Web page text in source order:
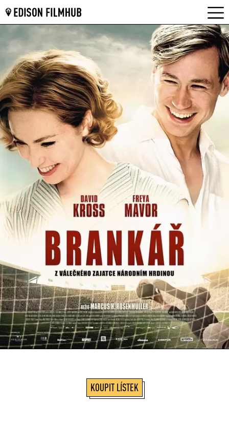
KOUPIT LÍSTEK